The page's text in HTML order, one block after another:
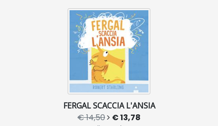
FERGAL SCACCIA L'ANSIA
€ 14,50 € 13,78